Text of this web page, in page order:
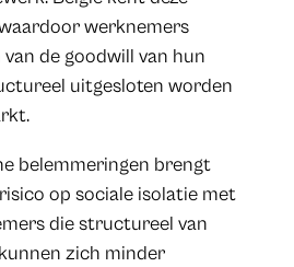
werknemers
de goodwill van hun
uitgesloten worden
belemmeringen brengt
op sociale isolatie met
die structureel van
zich minder